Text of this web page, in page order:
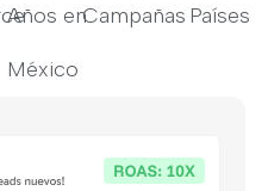
Años en
México
Campañas Países